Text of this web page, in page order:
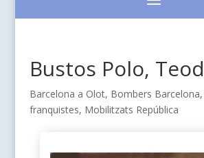
Bustos Polo,
Barcelona a Olot, Bombers Barcelona,
franquistes, Mobilitzats República